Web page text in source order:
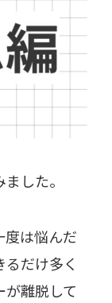
した。
度は悩んだ
だけ多く
離脱して